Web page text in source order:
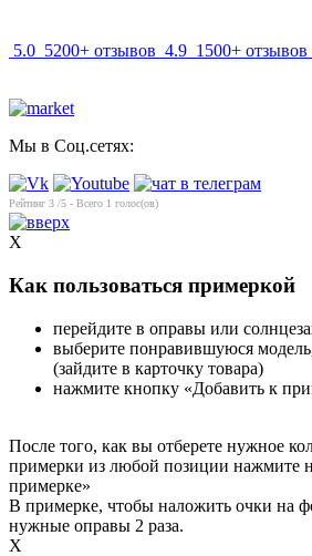
5.0 5200+ отзывов 4.9 1500+ отзывов
Мы в Соц.сетях:
Рейтинг 3 /5 - Всего 1 голос(ов)
X
Как пользоваться примеркой
перейдите в оправы или
выберите понравившуюся
(зайдите в карточку товара)
нажмите кнопку «Добавить к
После того, как вы отберете нужное
примерки из любой позиции нажмите
примерке»
В примерке, чтобы наложить очки на
нужные оправы 2 раза.
X